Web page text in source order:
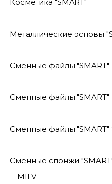
Косметика "SMART"
Металлические основы
Сменные файлы "SMART"
Сменные файлы "SMART"
Сменные файлы "SMART"
Сменные спонжи
MILV